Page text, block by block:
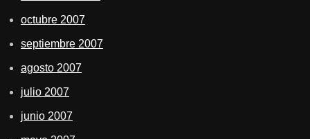
octubre 2007
septiembre 2007
agosto 2007
julio 2007
junio 2007